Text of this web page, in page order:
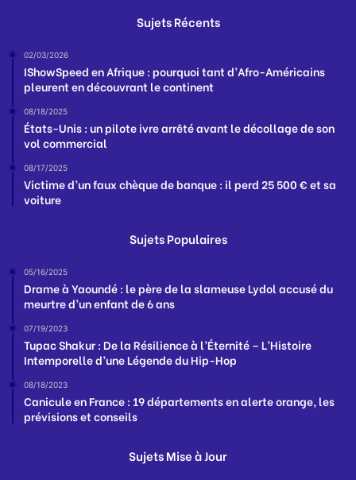
Sujets Récents
02/03/2026
IShowSpeed en Afrique : pourquoi tant d’Afro-Américains
pleurent en découvrant le continent
08/18/2025
États-Unis : un pilote ivre arrêté avant le décollage de son
vol commercial
08/17/2025
Victime d’un faux chèque de banque : il perd 25 500 € et sa
voiture
Sujets Populaires
05/16/2025
Drame à Yaoundé : le père de la slameuse Lydol accusé du
meurtre d’un enfant de 6 ans
07/19/2023
Tupac Shakur : De la Résilience à l’Éternité – L’Histoire
Intemporelle d’une Légende du Hip-Hop
08/18/2023
Canicule en France : 19 départements en alerte orange, les
prévisions et conseils
Sujets Mise à Jour